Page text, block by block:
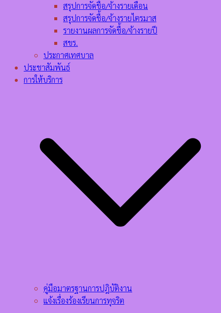
สรุปการจัดชื้อ/จ้างรายเดือน
สรุปการจัดชื้อ/จ้างรายไตรมาส
รายงานผลการจัดชื้อ/จ้างรายปี
สขร.
ประกาศเทศบาล
ประชาสัมพันธ์
การให้บริการ
คู่มือมาตรฐานการปฎิบัติงาน
แจ้งเรื่องร้องเรียนการทุจริต